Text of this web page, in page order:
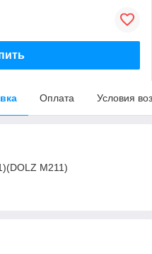
Оплата Условия
M211)